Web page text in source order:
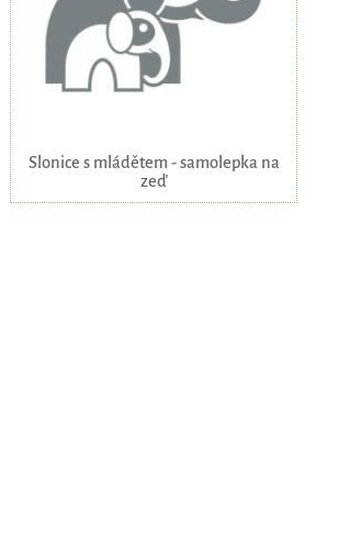
Slonice s mládětem - samolepka na
zeď